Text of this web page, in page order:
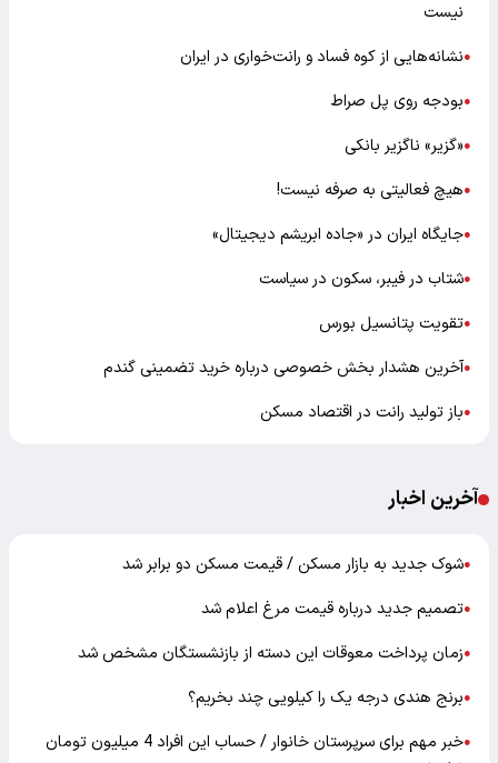
نیست
●نشانه‌هایی از کوه فساد و رانت‌خواری در ایران
●بودجه روی پل صراط
●«گزیر» ناگزیر بانکی
●هیچ فعالیتی به صرفه نیست!
●جایگاه ایران در «جاده ابریشم دیجیتال»
●شتاب در فیبر، سکون در سیاست
●تقویت پتانسیل بورس
●آخرین هشدار بخش خصوصی درباره خرید تضمینی گندم
●باز تولید رانت در اقتصاد مسکن
آخرین اخبار
●شوک جدید به بازار مسکن / قیمت مسکن دو برابر شد
●تصمیم جدید درباره قیمت مرغ اعلام شد
●زمان پرداخت معوقات این دسته از بازنشستگان مشخص شد
●برنج هندی درجه یک را کیلویی چند بخریم؟
●
خبر مهم برای سرپرستان خانوار / حساب این افراد 4 میلیون تومان